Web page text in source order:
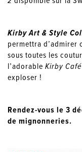
Kirby Art & Style
permettra d’admirer
sous toutes les
l’adorable Kirby
exploser !
Rendez-vous le 3
de mignonneries.